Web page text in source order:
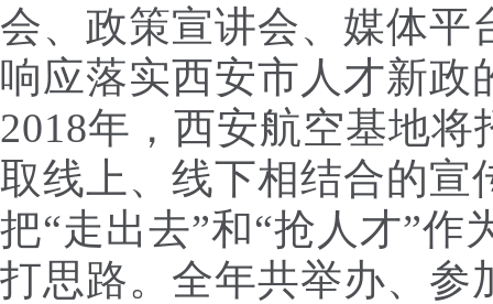
会、政策宣讲会、媒体平
响应落实西安市人才新政
2018年，西安航空基地
取线上、线下相结合的宣
把“走出去”和“抢人才”
打思路。全年共举办、参